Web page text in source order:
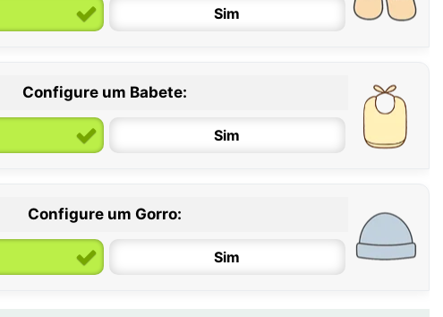
Sim
Configure um Babete:
Sim
Configure um Gorro:
Sim